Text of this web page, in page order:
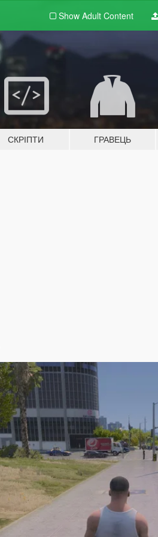
Show Adult Content
СКРІПТИ ГРАВЕЦЬ